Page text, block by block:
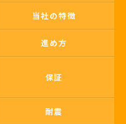
当社の特徴
進め方
保証
耐震